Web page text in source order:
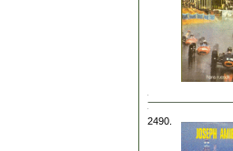
2490.